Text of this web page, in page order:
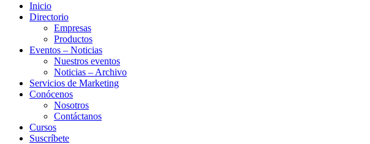
Inicio
Directorio
Empresas
Productos
Eventos – Noticias
Nuestros eventos
Noticias – Archivo
Servicios de Marketing
Conócenos
Nosotros
Contáctanos
Cursos
Suscríbete